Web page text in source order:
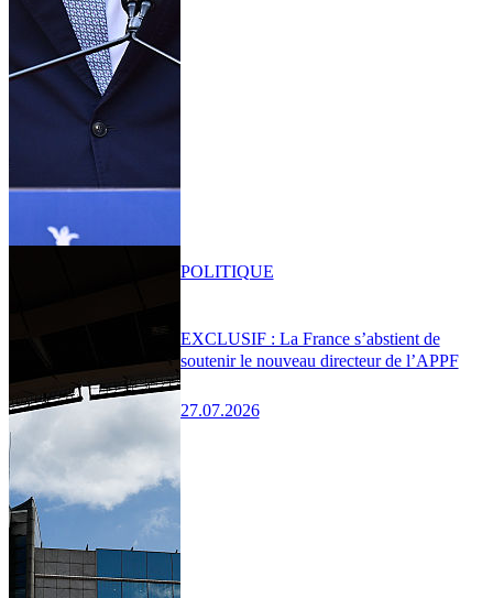
EXCLUSIF : La France s’abstient de
soutenir le nouveau directeur de l’APPF
27.07.2026
POLITIQUE